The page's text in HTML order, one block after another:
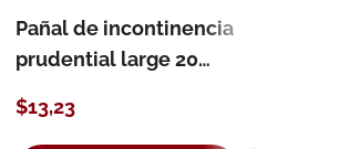
Pañal de incontinencia
prudential large 20
$13,23